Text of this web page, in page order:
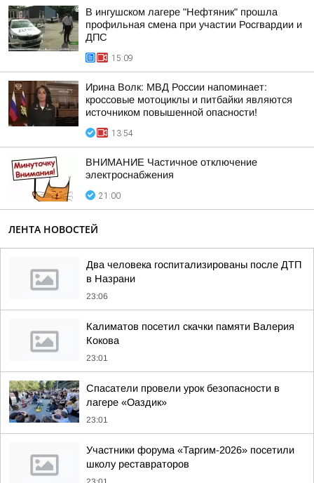
В ингушском лагере "Нефтяник" прошла
профильная смена при участии Росгвардии и
ДПС
15:09
Ирина Волк: МВД России напоминает:
кроссовые мотоциклы и питбайки являются
источником повышенной опасности!
13:54
ВНИМАНИЕ Частичное отключение
электроснабжения
21:00
ЛЕНТА НОВОСТЕЙ
Два человека госпитализированы после ДТП
в Назрани
23:06
Калиматов посетил скачки памяти Валерия
Кокова
23:01
Спасатели провели урок безопасности в
лагере «Оаздик»
23:01
Участники форума «Таргим-2026» посетили
школу реставраторов